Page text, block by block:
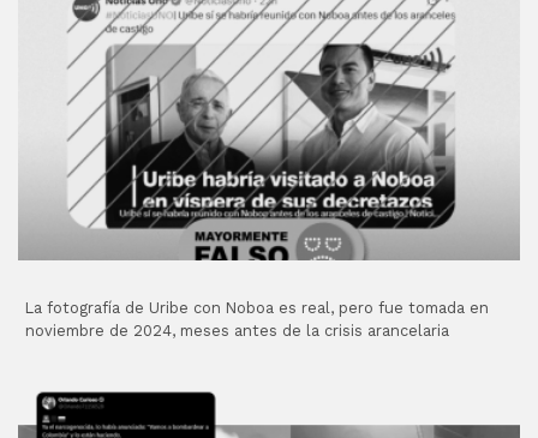
La fotografía de Uribe con Noboa es real, pero fue tomada en
noviembre de 2024, meses antes de la crisis arancelaria